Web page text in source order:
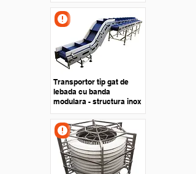
Transportor tip gat de
lebada cu banda
modulara - structura inox